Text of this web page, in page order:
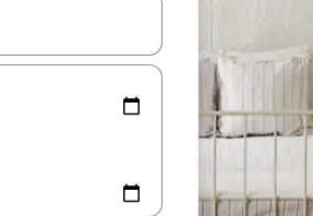
լինեն, սլաքների ստեղներով